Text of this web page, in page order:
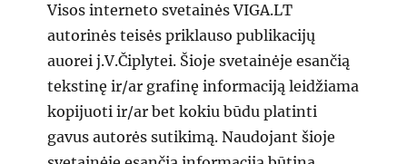
Visos interneto svetainės VIGA.LT
autorinės teisės priklauso publikacijų
auorei j.V.Čiplytei. Šioje svetainėje esančią
tekstinę ir/ar grafinę informaciją leidžiama
kopijuoti ir/ar bet kokiu būdu platinti
gavus autorės sutikimą. Naudojant šioje